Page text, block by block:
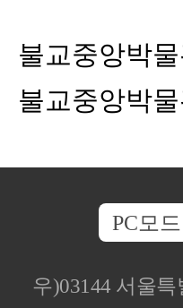
불교중앙박
불교중앙박물
PC모드
우)03144 서울